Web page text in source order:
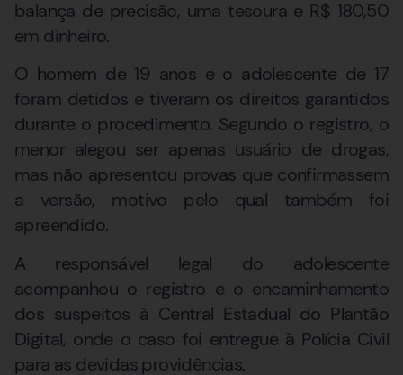
balança de precisão, uma tesoura e R$ 180,50
em dinheiro.
O homem de 19 anos e o adolescente de 17
foram detidos e tiveram os direitos garantidos
durante o procedimento. Segundo o registro, o
menor alegou ser apenas usuário de drogas,
mas não apresentou provas que confirmassem
a versão, motivo pelo qual também foi
apreendido.
A responsável legal do adolescente
acompanhou o registro e o encaminhamento
dos suspeitos à Central Estadual do Plantão
Digital, onde o caso foi entregue à Polícia Civil
para as devidas providências.